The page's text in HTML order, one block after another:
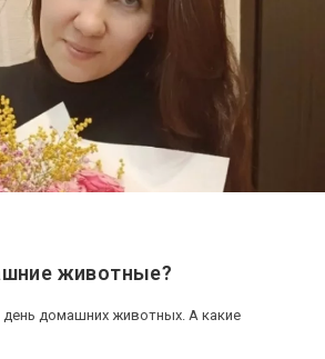
животные?
домашних животных. А какие